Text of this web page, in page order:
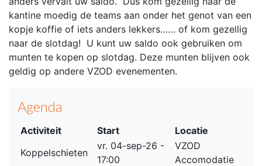
kantine moedig de teams aan onder het genot van een
kopje koffie of iets anders lekkers…… of kom gezellig
naar de slotdag! U kunt uw saldo ook gebruiken om
munten te kopen op slotdag. Deze munten blijven ook
geldig op andere VZOD evenementen.
Agenda
Activiteit Start
Locatie
Koppelschieten
vr. 04-sep-26 -
17:00
VZOD
Accomodatie